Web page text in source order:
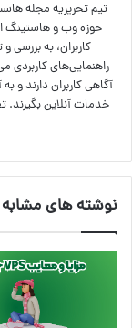
تیم تحریریه مجله
حوزه وب و هاستینگ
کاربران، به
راهنمایی‌های کاربردی
آگاهی کاربران دارند و
خدمات آنلاین بگیرند.
نوشته های مشابه